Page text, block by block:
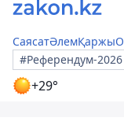
СаясатӘлемҚаржы
#Референдум-2026
+29°